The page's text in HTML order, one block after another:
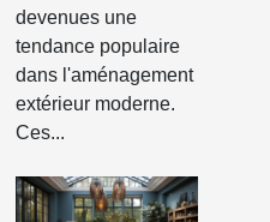
devenues une
tendance populaire
dans l'aménagement
extérieur moderne.
Ces...